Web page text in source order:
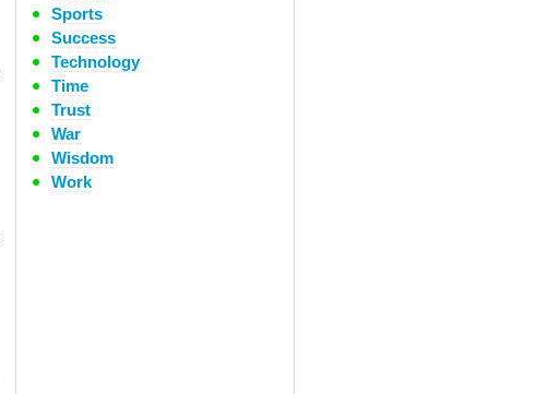
Sports
Success
Technology
Time
Trust
War
Wisdom
Work